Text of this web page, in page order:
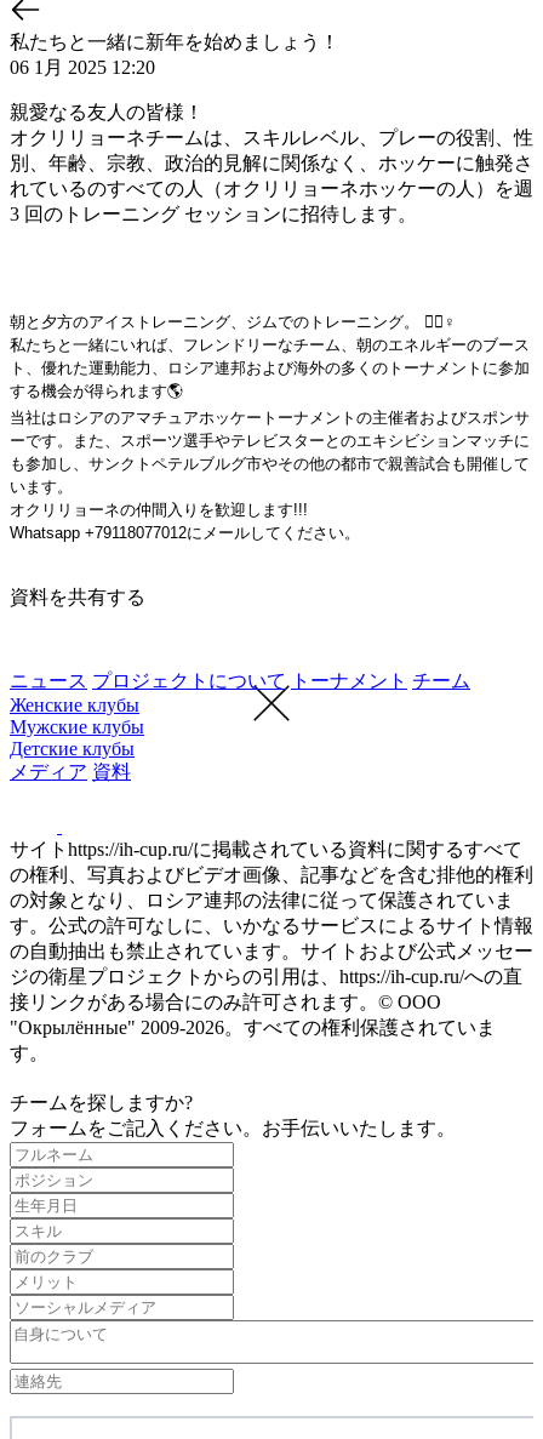
私たちと一緒に新年を始めましょう！
06 1月 2025 12:20
親愛なる友人の皆様！
オクリリョーネチームは、スキルレベル、プレーの役割、性
別、年齢、宗教、政治的見解に関係なく、ホッケーに触発さ
れているのすべての人（オクリリョーネホッケーの人）を週
3 回のトレーニング セッションに招待します。
朝と夕方のアイストレーニング、ジムでのトレーニング。 🏋🏻♀️
私たちと一緒にいれば、フレンドリーなチーム、朝のエネルギーのブース
ト、優れた運動能力、ロシア連邦および海外の多くのトーナメントに参加
する機会が得られます🌎
当社はロシアのアマチュアホッケートーナメントの主催者およびスポンサ
ーです。また、スポーツ選手やテレビスターとのエキシビションマッチに
も参加し、サンクトペテルブルグ市やその他の都市で親善試合も開催して
います。
オクリリョーネの仲間入りを歓迎します!!!
Whatsapp +79118077012にメールしてください。
資料を共有する
ニュース プロジェクトについて トーナメント チーム
Женские клубы
Мужские клубы
Детские клубы
メディア 資料
サイトhttps://ih-cup.ru/に掲載されている資料に関するすべて
の権利、写真およびビデオ画像、記事などを含む排他的権利
の対象となり、ロシア連邦の法律に従って保護されていま
す。公式の許可なしに、いかなるサービスによるサイト情報
の自動抽出も禁止されています。サイトおよび公式メッセー
ジの衛星プロジェクトからの引用は、https://ih-cup.ru/への直
接リンクがある場合にのみ許可されます。© ООО
"Окрылённые" 2009-2026。すべての権利保護されていま
す。
チームを探しますか?
フォームをご記入ください。お手伝いいたします。